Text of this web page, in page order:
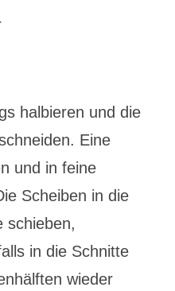
halbieren und die
Eine
und in feine
Scheiben in die
schieben,
in die Schnitte
wieder